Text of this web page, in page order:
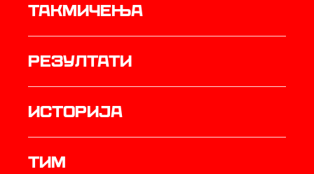
Такмичења
резултати
историја
ТИМ